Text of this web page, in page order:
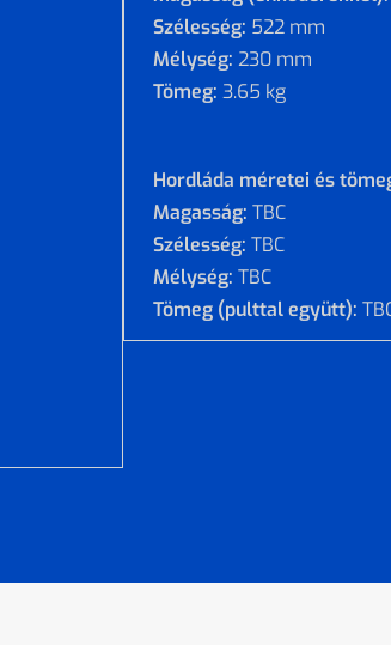
Szélesség: 522 mm
Mélység: 230 mm
Tömeg: 3.65 kg
Hordláda méretei és
Magasság: TBC
Szélesség: TBC
Mélység: TBC
Tömeg (pulttal együtt):